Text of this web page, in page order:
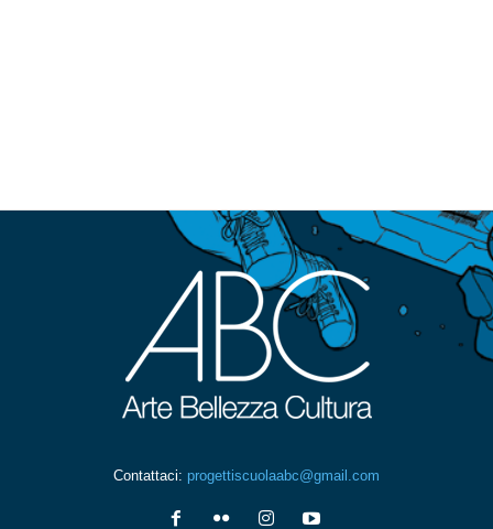
Contattaci: progettiscuolaabc@gmail.com